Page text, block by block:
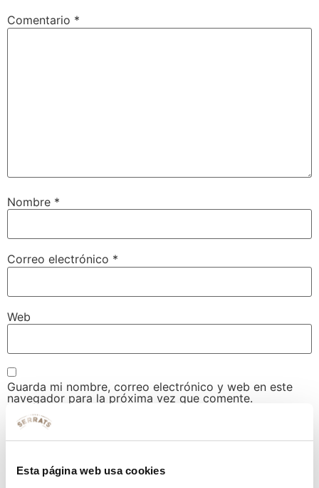
Esta página web usa cookies
Comentario *
Nombre *
Correo electrónico *
Web
Guarda mi nombre, correo electrónico y web en este
navegador para la próxima vez que comente.